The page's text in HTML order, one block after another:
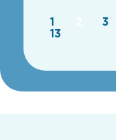
1 3
13